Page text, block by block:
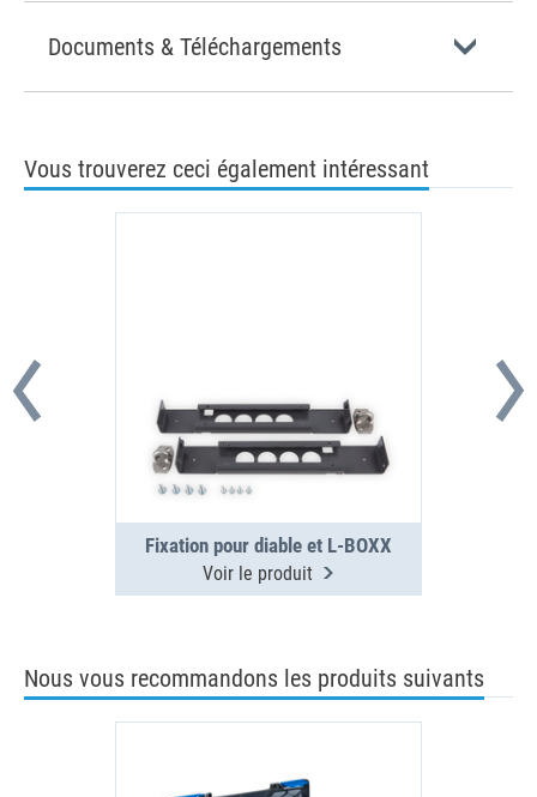
Documents & Téléchargements
Vous trouverez ceci également intéressant
Fixation pour diable et L-BOXX
Voir le produit
Nous vous recommandons les produits suivants